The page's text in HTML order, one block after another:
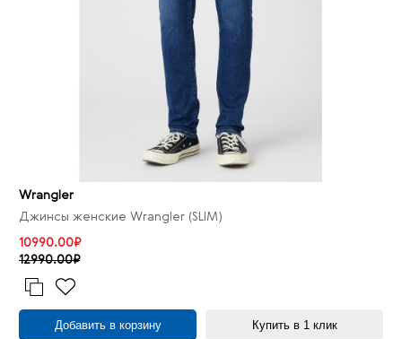
Wrangler
Джинсы женские Wrangler (SLIM)
10990.00₽
12990.00₽
Добавить в корзину Купить в 1 клик